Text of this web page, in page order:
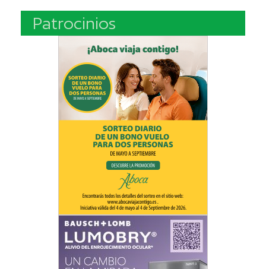
Patrocinios